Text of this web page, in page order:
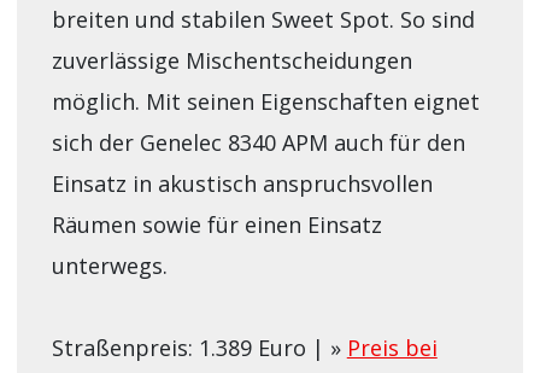
breiten und stabilen Sweet Spot. So sind
zuverlässige Mischentscheidungen
möglich. Mit seinen Eigenschaften eignet
sich der Genelec 8340 APM auch für den
Einsatz in akustisch anspruchsvollen
Räumen sowie für einen Einsatz
unterwegs.
Straßenpreis: 1.389 Euro | » Preis bei